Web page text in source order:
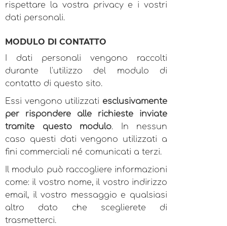
rispettare la vostra privacy e i vostri
dati personali.
MODULO DI CONTATTO
I dati personali vengono raccolti
durante l'utilizzo del modulo di
contatto di questo sito.
Essi vengono utilizzati esclusivamente
per rispondere alle richieste inviate
tramite questo modulo. In nessun
caso questi dati vengono utilizzati a
fini commerciali né comunicati a terzi.
Il modulo può raccogliere informazioni
come: il vostro nome, il vostro indirizzo
email, il vostro messaggio e qualsiasi
altro dato che sceglierete di
trasmetterci.